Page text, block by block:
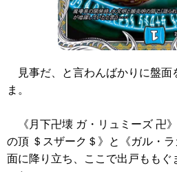
見事だ、と言わんばかりに盤面
ま。
《月下卍壊 ガ・リュミーズ 卍》
の頂 ＄スザーク＄》
と 《ガル・
面に降り立ち、ここで出戸ももぐ